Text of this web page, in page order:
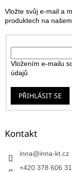
Vložte svůj e-mail a
produktech na
Vložením e-mailu
údajů
PŘIHLÁSIT SE
Kontakt
inna@inna-kt.cz
+420 378 606